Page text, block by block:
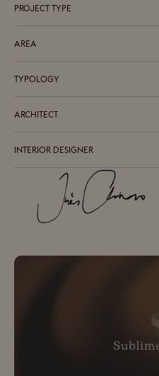
PROJECT TYPE
AREA
TYPOLOGY
ARCHITECT
INTERIOR DESIGNER